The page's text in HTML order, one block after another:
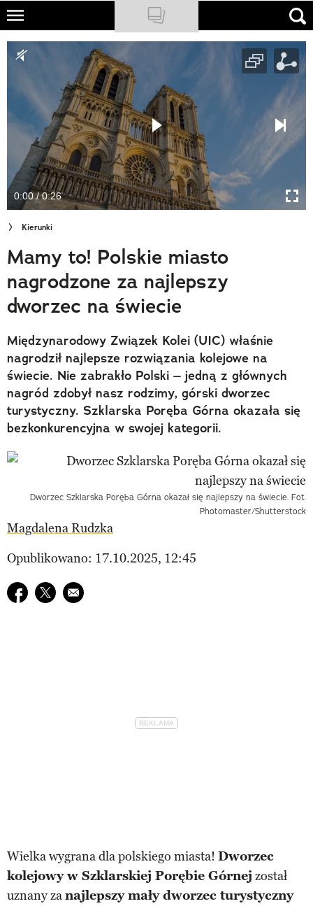
Skip
main
NATIONAL GEOGRAPHIC
PODCASTY
Sklep
Newsletter
Cuda Polski
Wielki Konkurs Fotograficzny
Trendbook Podróżniczy
Polecane
0:00 / 0:26
Kierunki
Mamy to! Polskie miasto
nagrodzone za najlepszy
dworzec na świecie
Międzynarodowy Związek Kolei (UIC) właśnie
nagrodził najlepsze rozwiązania kolejowe na
świecie. Nie zabrakło Polski – jedną z głównych
nagród zdobył nasz rodzimy, górski dworzec
turystyczny. Szklarska Poręba Górna okazała się
bezkonkurencyjna w swojej kategorii.
Dworzec Szklarska Poręba Górna okazał się najlepszy na świecie. Fot.
Photomaster/Shutterstock
Magdalena Rudzka
Opublikowano: 17.10.2025, 12:45
Udostępnij na facebook
Udostępnij na twitter
E-mail do przyjaciela
Wielka wygrana dla polskiego miasta! Dworzec
kolejowy w Szklarskiej Porębie Górnej został
uznany zanajlepszy mały dworzec turystyczny